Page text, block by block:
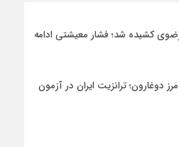
رضوی کشیده شد؛ فشار معیشتی ادامه
دوغارون؛ ترانزیت ایران در آزمون